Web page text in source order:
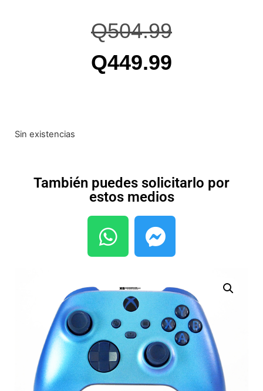
Q504.99
Q449.99
Sin existencias
También puedes solicitarlo por
estos medios